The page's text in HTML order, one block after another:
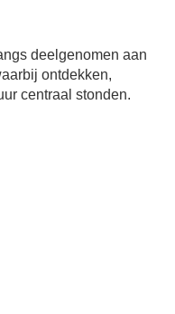
deelgenomen aan
ontdekken,
centraal stonden.